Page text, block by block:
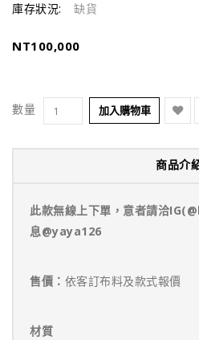
庫存狀況:
缺貨
NT100,000
數量 加入購物車
商品介
此款無線上下單，意者請洽
息@yaya126
售價： 依客訂布料及款式報價
材質